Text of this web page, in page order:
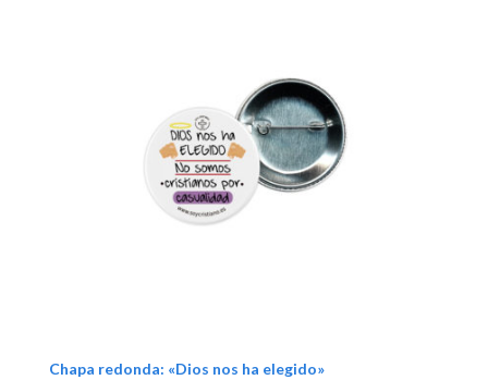
Chapa redonda: «Dios nos ha elegido»